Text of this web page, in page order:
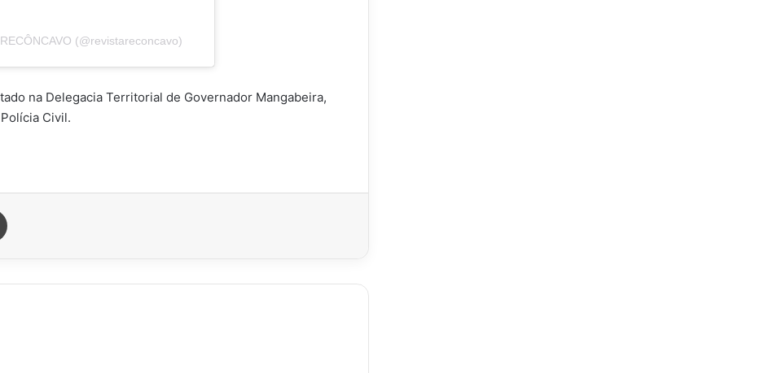
(@revistareconcavo)
na Delegacia Territorial de Governador Mangabeira,
Civil.